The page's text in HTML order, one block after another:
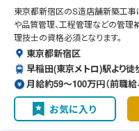
東京都新宿区のS造店舗新築工事
や品質管理、工程管理などの管理
理技士の資格必須となります。
東京都新宿区
早稲田(東京メトロ)駅より徒
月給約59〜100万円（前職給
お気に入り